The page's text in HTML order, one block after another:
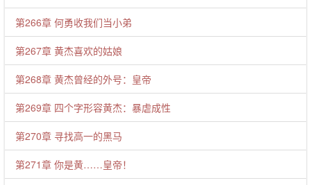
第266章 何勇收我们当小弟
第267章 黄杰喜欢的姑娘
第268章 黄杰曾经的外号：皇帝
第269章 四个字形容黄杰：暴虐成性
第270章 寻找高一的黑马
第271章 你是黄……皇帝！